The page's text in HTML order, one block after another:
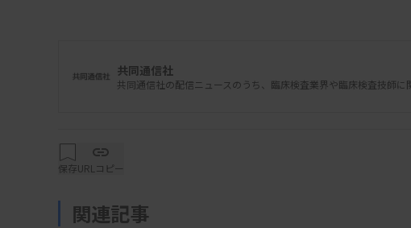
共同通信社
共同通信社の配信ニュースのうち、臨床検査業界や臨床検査技師に
保存URLコピー
関連記事